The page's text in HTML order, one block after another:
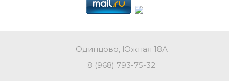
Одинцово, Южная 18А
8 (968) 793-75-32